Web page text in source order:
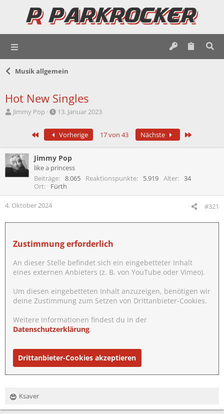
Musik allgemein
Hot New Singles
E
l
l
e
Jimmy Pop
E
s
l
a
13. Januar 2023
Erste Vorherige 17 von 43 Nächste
Jimmy Pop
like a princess
Beiträge
8.065 Reaktionspunkte 5.919 Alter
34
Ort
Fürth
4. Oktober 2024 #321
Zustimmung erforderlich
An dieser Stelle befindet sich ein eingebetteter Inhalt
eines externen Anbieters (z. B. von YouTube oder Vimeo).
Um diesen eingebetteten Inhalt anzuzeigen, benötigen wir
deine Zustimmung zum Setzen von Drittanbieter-Cookies.
Weitere Informationen findest du in der
Datenschutzerklärung.
Drittanbieter-Cookies akzeptieren
R
e
Ksaver